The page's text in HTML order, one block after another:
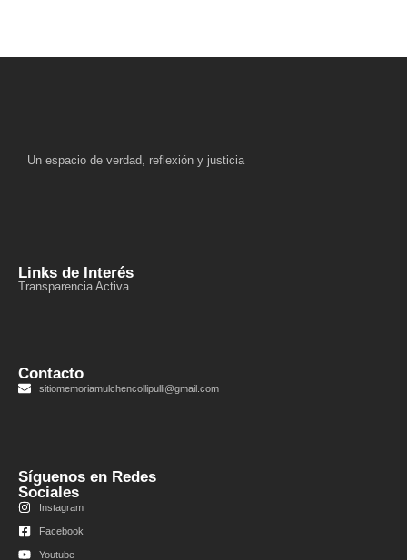
AFICHE DOCU COLLI
AFICHE-DOCU-MULCHEN
Un espacio de verdad, reflexión y justicia
Links de Interés
Transparencia Activa
Contacto
sitiomemoriamulchencollipulli@gmail.com
Síguenos en Redes
Sociales
Instagram
Facebook
Youtube